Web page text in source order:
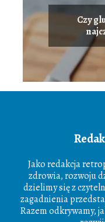
Czy
Jako redakcja
zdrowia, rozwoju
dzielimy się z
zagadnienia
Razem odkrywamy,